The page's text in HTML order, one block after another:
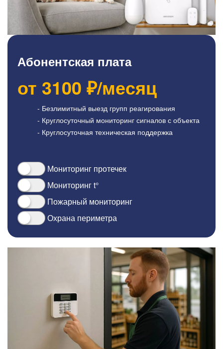
Абонентская плата
от 3100 ₽/месяц
- Безлимитный выезд групп реагирования
- Круглосуточный мониторинг сигналов с объекта
- Круглосуточная техническая поддержка
Мониторинг протечек
Мониторинг t°
Пожарный мониторинг
Охрана периметра